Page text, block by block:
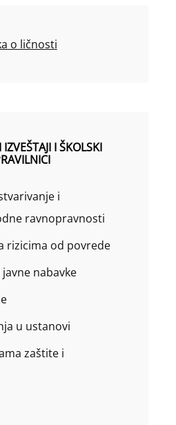
o ličnosti
IZVEŠTAJI I ŠKOLSKI
i
ravnopravnosti
rizicima od povrede
nabavke
u ustanovi
zaštite i